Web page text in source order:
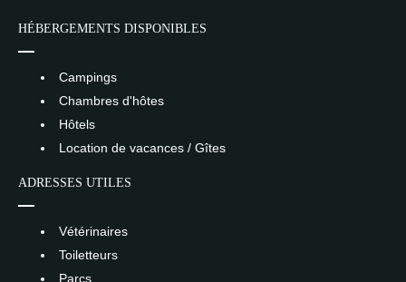
HÉBERGEMENTS DISPONIBLES
Campings
Chambres d'hôtes
Hôtels
Location de vacances / Gîtes
ADRESSES UTILES
Vétérinaires
Toiletteurs
Parcs